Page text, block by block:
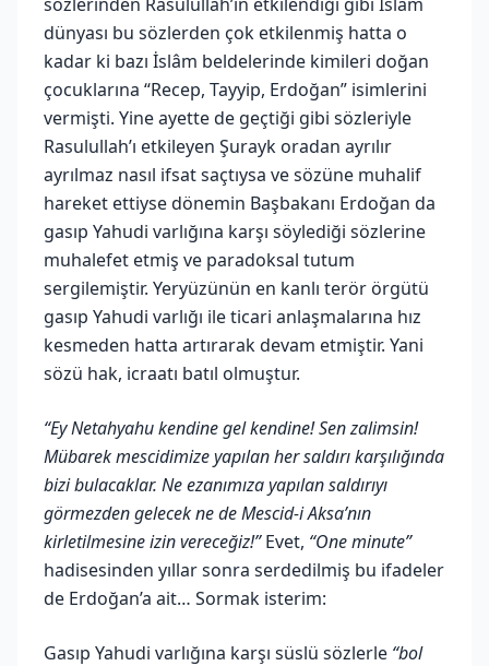
dünyası bu sözlerden çok etkilenmiş hatta o
kadar ki bazı İslâm beldelerinde kimileri doğan
çocuklarına “Recep, Tayyip, Erdoğan” isimlerini
vermişti. Yine ayette de geçtiği gibi sözleriyle
Rasulullah’ı etkileyen Şurayk oradan ayrılır
ayrılmaz nasıl ifsat saçtıysa ve sözüne muhalif
hareket ettiyse dönemin Başbakanı Erdoğan da
gasıp Yahudi varlığına karşı söylediği sözlerine
muhalefet etmiş ve paradoksal tutum
sergilemiştir. Yeryüzünün en kanlı terör örgütü
gasıp Yahudi varlığı ile ticari anlaşmalarına hız
kesmeden hatta artırarak devam etmiştir. Yani
sözü hak, icraatı batıl olmuştur.
“Ey Netahyahu kendine gel kendine! Sen zalimsin!
Mübarek mescidimize yapılan her saldırı karşılığında
bizi bulacaklar. Ne ezanımıza yapılan saldırıyı
görmezden gelecek ne de Mescid-i Aksa’nın
kirletilmesine izin vereceğiz!”Evet, “One minute”
hadisesinden yıllar sonra serdedilmiş bu ifadeler
de Erdoğan’a ait… Sormak isterim:
Gasıp Yahudi varlığına karşı süslü sözlerle “bol